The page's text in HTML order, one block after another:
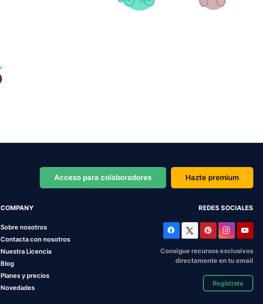
Acceso para colaboradores Hazte premium
COMPANY
Sobre nosotros
Contacta con nosotros
Nuestra Licencia
Blog
Planes y precios
Novedades
REDES SOCIALES
Consigue recursos exclusivos
directamente en tu email
Regístrate